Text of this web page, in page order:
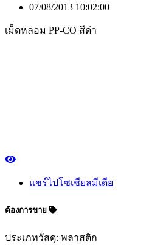
07/08/2013 10:02:00
เม็ดหลอม PP-CO สีดำ
แชร์ไปโซเชียลมีเดีย
ต้องการขาย
ประเภทวัสดุ: พลาสติก